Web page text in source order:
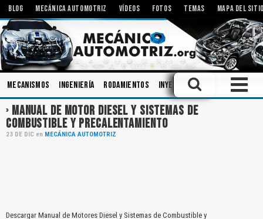
BLOG MECÁNICA AUTOMOTRIZ VÍDEOS FOTOS TEMAS MAPA DEL
Mecanismos Ingeniería Rodamientos Inyectores Diagnóstico
MANUAL DE MOTOR DIESEL Y SISTEMAS DE
COMBUSTIBLE Y PRECALENTAMIENTO
23 DE DIC en MECÁNICA AUTOMOTRIZ
Descargar Manual de Motores Diesel y Sistemas de Combustible y